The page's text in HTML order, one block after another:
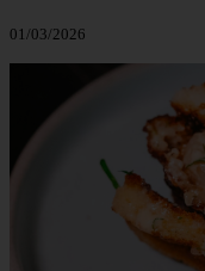
01/03/2026